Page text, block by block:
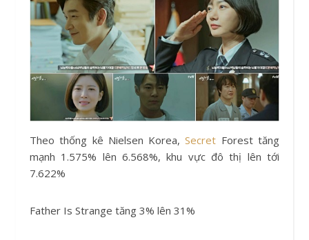
Theo thống kê Nielsen Korea,Secret Forest tăng
mạnh 1.575% lên 6.568%, khu vực đô thị lên tới
7.622%
Father Is Strange tăng 3% lên 31%